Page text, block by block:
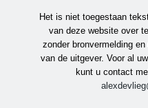
Het is niet toegestaan
van deze website over
zonder bronvermelding
van de uitgever. Voor al
kunt u contact